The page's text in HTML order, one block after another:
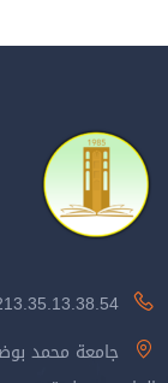
جامعة محمد